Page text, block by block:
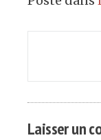
de
l’article
Laisser un